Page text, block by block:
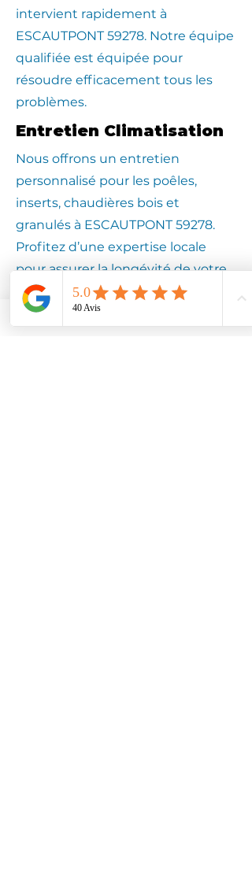
intervient rapidement à
ESCAUTPONT 59278. Notre équipe
qualifiée est équipée pour
résoudre efficacement tous les
problèmes.
Entretien Climatisation
Nous offrons un entretien
personnalisé pour les poêles,
inserts, chaudières bois et
granulés à ESCAUTPONT 59278.
Profitez d’une expertise locale
pour assurer la longévité de votre
équipement.